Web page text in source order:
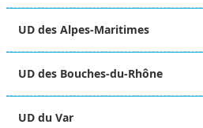
04000 DIGNE LES BAINS
06 84 23 29 39
14 avenue Commandant Dumont
05000 GAP
04 92 21 06 35
UD des Alpes-Maritimes
06000 NICE
06 63 46 10 02
ud-06@unsa.org
UD des Bouches-du-Rhône
13005 MARSEILLE
UD du Var